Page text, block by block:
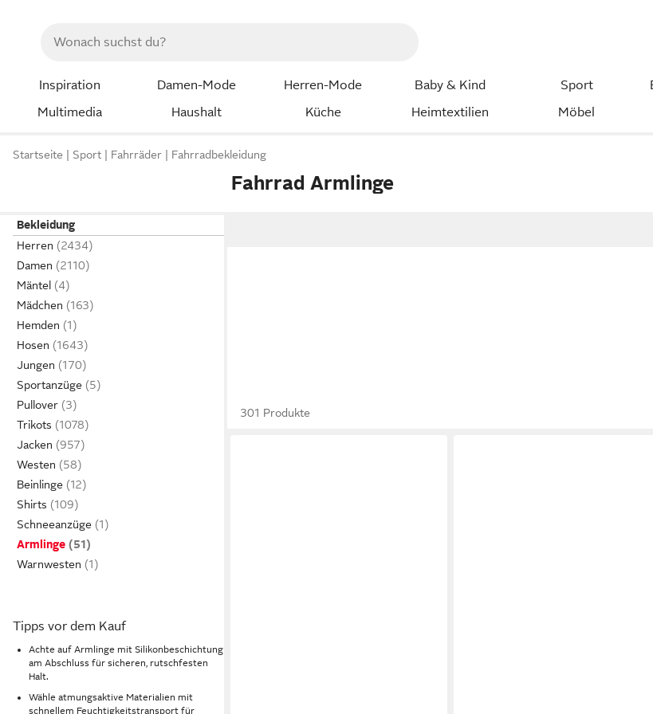
Inspiration Damen-Mode Herren-Mode Baby & Kind Sport
Multimedia
Haushalt Küche Heimtextilien Möbel
Startseite Sport Fahrräder Fahrradbekleidung
Fahrrad Armlinge
Bekleidung
Herren
Damen
Mäntel
Mädchen
Hemden
Hosen
Jungen
Sportanzüge
Pullover
Trikots
Jacken
Westen
Beinlinge
Shirts
Schneeanzüge
Armlinge
Warnwesten
Tipps vor dem Kauf
Achte auf Armlinge mit Silikonbeschichtung
am Abschluss für sicheren, rutschfesten
Halt.
Wähle atmungsaktive Materialien mit
schnellem Feuchtigkeitstransport für
301 Produkte